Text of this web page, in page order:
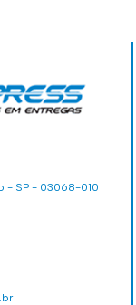
- SP - 03068-010